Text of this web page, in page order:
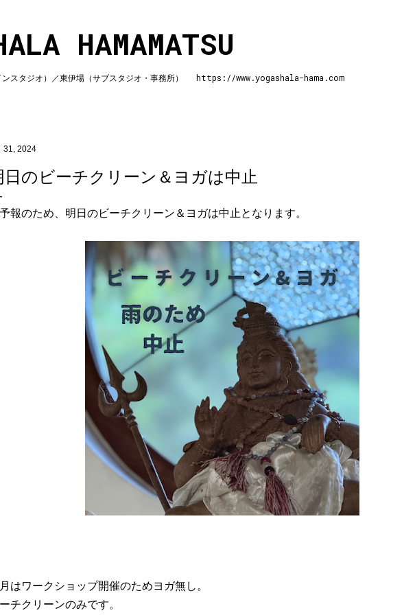
HAMAMATSU
スタジオ）／東伊場（サブスタジオ・事務所） https://www.yogashala-hama.com
31, 2024
日のビーチクリーン＆ヨガは中止
報のため、明日のビーチクリーン＆ヨガは中止となります。
はワークショップ開催のためヨガ無し。
チクリーンのみです。